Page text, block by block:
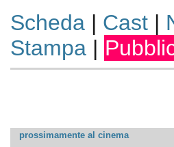
Scheda| Cast|
Stampa|
prossimamente al cinema